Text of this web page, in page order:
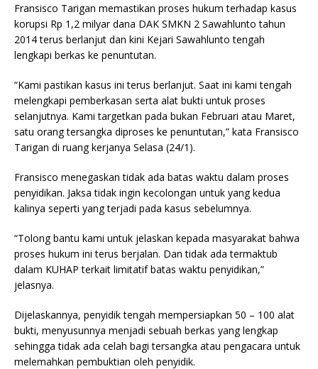
Fransisco Tarigan memastikan proses hukum terhadap kasus
korupsi Rp 1,2 milyar dana DAK SMKN 2 Sawahlunto tahun
2014 terus berlanjut dan kini Kejari Sawahlunto tengah
lengkapi berkas ke penuntutan.
“Kami pastikan kasus ini terus berlanjut. Saat ini kami tengah
melengkapi pemberkasan serta alat bukti untuk proses
selanjutnya. Kami targetkan pada bukan Februari atau Maret,
satu orang tersangka diproses ke penuntutan,” kata Fransisco
Tarigan di ruang kerjanya Selasa (24/1).
Fransisco menegaskan tidak ada batas waktu dalam proses
penyidikan. Jaksa tidak ingin kecolongan untuk yang kedua
kalinya seperti yang terjadi pada kasus sebelumnya.
“Tolong bantu kami untuk jelaskan kepada masyarakat bahwa
proses hukum ini terus berjalan. Dan tidak ada termaktub
dalam KUHAP terkait limitatif batas waktu penyidikan,”
jelasnya.
Dijelaskannya, penyidik tengah mempersiapkan 50 – 100 alat
bukti, menyusunnya menjadi sebuah berkas yang lengkap
sehingga tidak ada celah bagi tersangka atau pengacara untuk
melemahkan pembuktian oleh penyidik.